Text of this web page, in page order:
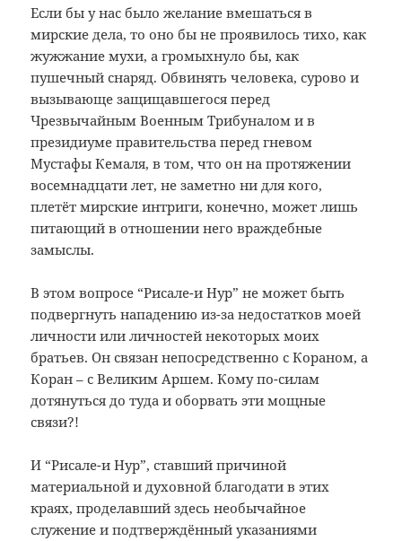
Если бы у нас было желание вмешаться в
мирские дела, то оно бы не проявилось тихо, как
жужжание мухи, а громыхнуло бы, как
пушечный снаряд. Обвинять человека, сурово и
вызывающе защищавшегося перед
Чрезвычайным Военным Трибуналом и в
президиуме правительства перед гневом
Мустафы Кемаля, в том, что он на протяжении
восемнадцати лет, не заметно ни для кого,
плетёт мирские интриги, конечно, может лишь
питающий в отношении него враждебные
замыслы.
В этом вопросе “Рисале-и Нур” не может быть
подвергнуть нападению из-за недостатков моей
личности или личностей некоторых моих
братьев. Он связан непосредственно с Кораном, а
Коран – с Великим Аршем. Кому по-силам
дотянуться до туда и оборвать эти мощные
связи?!
И “Рисале-и Нур”, ставший причиной
материальной и духовной благодати в этих
краях, проделавший здесь необычайное
служение и подтверждённый указаниями